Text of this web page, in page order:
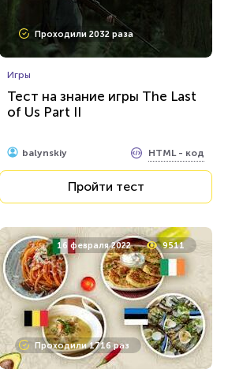
Проходили 2032 раза
Игры
Тест на знание игры The Last
of Us Part II
balynskiy HTML - код
Пройти тест
16 февраля 2022 9511
Проходили 1716 раз